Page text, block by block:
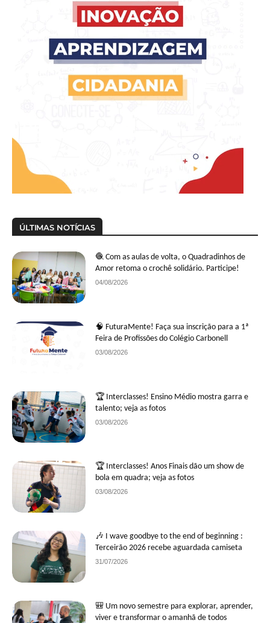
ÚLTIMAS NOTÍCIAS
🧶 Com as aulas de volta, o Quadradinhos de
Amor retoma o crochê solidário. Participe!
04/08/2026
🧠 FuturaMente! Faça sua inscrição para a 1ª
Feira de Profissões do Colégio Carbonell
03/08/2026
🏆 Interclasses! Ensino Médio mostra garra e
talento; veja as fotos
03/08/2026
🏆 Interclasses! Anos Finais dão um show de
bola em quadra; veja as fotos
03/08/2026
🎶 I wave goodbye to the end of beginning :
Terceirão 2026 recebe aguardada camiseta
31/07/2026
🎒 Um novo semestre para explorar, aprender,
viver e transformar o amanhã de todos